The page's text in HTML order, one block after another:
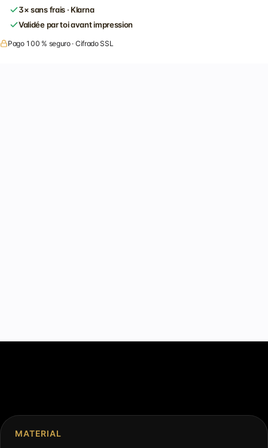
3× sans frais · Klarna
Validée par toi avant impression
Pago 100 % seguro · Cifrado SSL
MATERIAL